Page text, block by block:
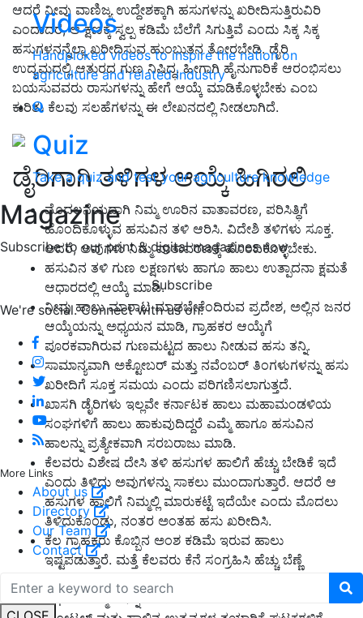
Videos
Handpicked videos to inspire the nation on
agriculture and related industry
Quiz
Take a quiz and test your agriculture knowledge
Magazine
Subscribe to our print & digital magazines now
Subscribe
We're social. Connect with us on:
More Links
About us
Directory
Our Team
Contact
ಆದರೆ ನೀವು ವಾಣಿಜ್ಯ ಉದ್ದೇಶಕ್ಕಾಗಿ ಹಸುಗಳನ್ನು ಖರೀದಿಸುತ್ತಿರುವಿರಿ
ಎಂದಾದರೆ, ಆ ಕ್ಷಣಕ್ಕೆ ಸ್ವಲ್ಪ ಕಡಿಮೆ ಬೆಲೆಗೆ ಸಿಗುತ್ತಿವೆ ಎಂದು ಸಿಕ್ಕ ಸಿಕ್ಕ
ಹಸುಗಳನನ್ನೆಲ್ಲಾ ಖರೀದಿಸುವ ಹುಂಬುತನ ತೋರಬೇಡಿ. ಡೈರಿ
ಉದ್ಯಮದಲ್ಲಿ ಆತುರದ ಗುಣ ನಿಷಿದ್ಧ. ಹೀಗಾಗಿ ಹೈನುಗಾರಿಕೆ ಆರಂಭಿಸಲು
ಬಯಸುವವರು ರಾಸುಗಳನ್ನು ಹೇಗೆ ಆಯ್ಕೆ ಮಾಡಿಕೊಳ್ಳಬೇಕು ಎಂಬ
ಕುರಿತು ಕೆಲವು ಸಲಹೆಗಳನ್ನು ಈ ಲೇಖನದಲ್ಲಿ ನೀಡಲಾಗಿದೆ.
ಡೈರಿಗಾಗಿ ತಳಿಗಳ ಆಯ್ಕೆ ಹಿಗಿರಲಿ
ಮೊದಲನೆಯದಾಗಿ ನಿಮ್ಮ ಊರಿನ ವಾತಾವರಣ, ಪರಿಸಿತ್ಥಿಗೆ
ಹೊಂದಿಕೊಳ್ಳುವ ಹಸುವಿನ ತಳಿ ಆರಿಸಿ. ವಿದೇಶಿ ತಳಿಗಳು ಸೂಕ್ತ.
ಆದರೆ, ಅವುಗಳು ನಿಮ್ಮ ವಾತಾವರಣಕ್ಕೆ ಹೊಂದಿಕೊಳ್ಳಬೇಕು.
ಹಸುವಿನ ತಳಿ ಗುಣ ಲಕ್ಷಣಗಳು ಹಾಗೂ ಹಾಲು ಉತ್ಪಾದನಾ ಕ್ಷಮತೆ
ಆಧಾರದಲ್ಲಿ ಆಯ್ಕೆ ಮಾಡಿ.
ನೀವು ಹಾಲು ಮಾರಾಟ ಮಾಡಬೇಕೆಂದಿರುವ ಪ್ರದೇಶ, ಅಲ್ಲಿನ ಜನರ
ಆಯ್ಕೆಯನ್ನು ಅಧ್ಯಯನ ಮಾಡಿ, ಗ್ರಾಹಕರ ಆಯ್ಕೆಗೆ
ಪೂರಕವಾಗಿರುವ ಗುಣಮಟ್ಟದ ಹಾಲು ನೀಡುವ ಹಸು ತನ್ನಿ.
ಸಾಮಾನ್ಯವಾಗಿ ಅಕ್ಟೋಬರ್ ಮತ್ತು ನವೆಂಬರ್ ತಿಂಗಳುಗಳನ್ನು ಹಸು
ಖರೀದಿಗೆ ಸೂಕ್ತ ಸಮಯ ಎಂದು ಪರಿಗಣಿಸಲಾಗುತ್ತದೆ.
ಖಾಸಗಿ ಡೈರಿಗಳು ಇಲ್ಲವೇ ಕರ್ನಾಟಕ ಹಾಲು ಮಹಾಮಂಡಳಿಯ
ಸಂಘಗಳಿಗೆ ಹಾಲು ಹಾಕುವುದಿದ್ದರೆ ಎಮ್ಮೆ ಹಾಗೂ ಹಸುವಿನ
ಹಾಲನ್ನು ಪ್ರತ್ಯೇಕವಾಗಿ ಸರಬರಾಜು ಮಾಡಿ.
ಕೆಲವರು ವಿಶೇಷ ದೇಸಿ ತಳಿ ಹಸುಗಳ ಹಾಲಿಗೆ ಹೆಚ್ಚು ಬೇಡಿಕೆ ಇದೆ
ಎಂದು ತಿಳಿದು ಅವುಗಳನ್ನು ಸಾಕಲು ಮುಂದಾಗುತ್ತಾರೆ. ಆದರೆ ಆ
ಹಸುಗಳ ಹಾಲಿಗೆ ನಿಮ್ಮಲ್ಲಿ ಮಾರುಕಟ್ಟೆ ಇದೆಯೇ ಎಂದು ಮೊದಲು
ತಿಳಿದುಕೊಂಡು, ನಂತರ ಅಂತಹ ಹಸು ಖರೀದಿಸಿ.
ಕೆಲ ಗ್ರಾಹಕರು ಕೊಬ್ಬಿನ ಅಂಶ ಕಡಿಮೆ ಇರುವ ಹಾಲು
ಇಷ್ಟಪಡುತ್ತಾರೆ. ಮತ್ತೆ ಕೆಲವರು ಕೆನೆ ಸಂಗ್ರಹಿಸಿ ಹೆಚ್ಚು ಬೆಣ್ಣೆ
ಅಥವಾ ಎಮ್ಮೆಗಳನ್ನು ಸಾಕಿ.